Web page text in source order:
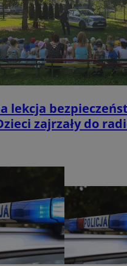
lekcja
zajrzały do